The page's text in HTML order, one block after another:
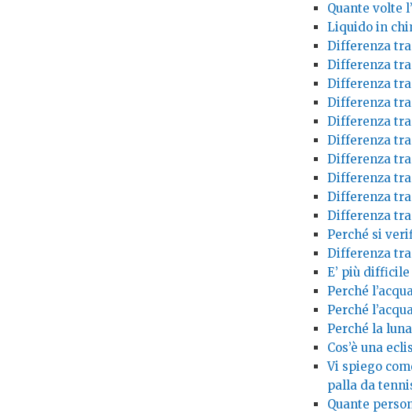
Quante volte
Liquido in
Differenza
Differenza
Differenza
Differenza
Differenza
Differenza
Differenza
Differenza
Differenza
Differenza
Perché si
Differenza
E’ più
Perché
Perché
Perché la
Cos’è una
Vi spiego
palla da
Quante